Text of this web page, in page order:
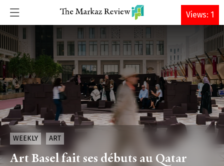
DONATE
WEEKLY ART
Art Basel fait ses débuts au Qatar
Views: 1